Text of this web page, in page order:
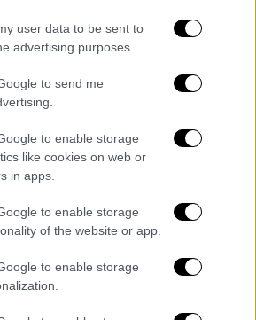
user data to be sent to
advertising purposes.
to send me
to enable storage
like cookies on web or
in apps.
to enable storage
of the website or app.
to enable storage
τον περασμένο μήνα
αποκλεισμό στα
στα εκατοντάδες
που βρίσκονται στον
να τα βοηθήσουν να
Στενά, δήλωσε ο Κούπερ τη
δήλωσε το
ότι προχωρά με περαιτέρω
για το άνοιγμα των